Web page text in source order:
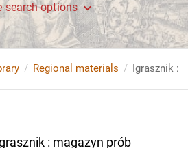
search options
Regional materials Igrasznik :
: magazyn prób